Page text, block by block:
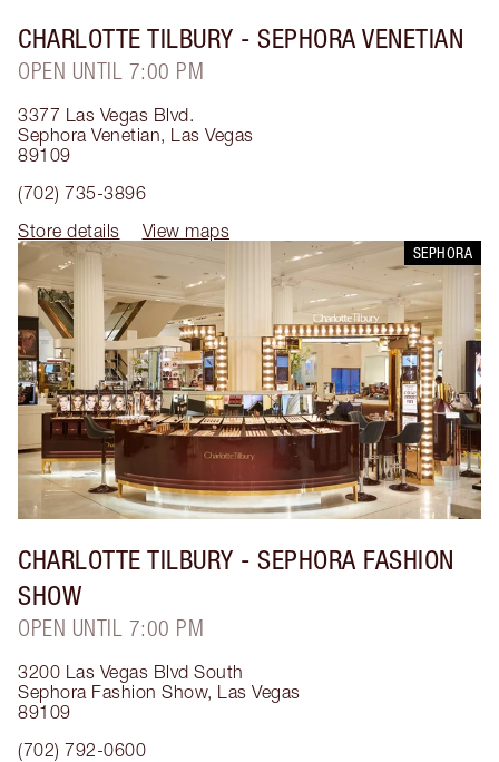
CHARLOTTE TILBURY - SEPHORA VENETIAN
OPEN UNTIL 7:00 PM
3377 Las Vegas Blvd.
Sephora Venetian, Las Vegas
89109
(702) 735-3896
Store details
View maps
SEPHORA
CHARLOTTE TILBURY - SEPHORA FASHION
SHOW
OPEN UNTIL 7:00 PM
3200 Las Vegas Blvd South
Sephora Fashion Show, Las Vegas
89109
(702) 792-0600